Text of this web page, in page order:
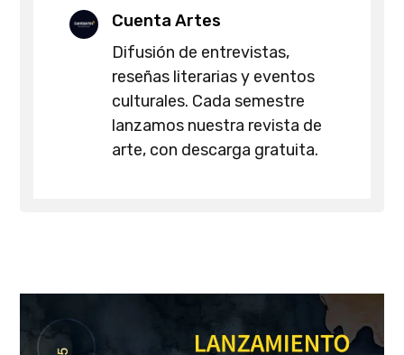
Cuenta Artes
Difusión de entrevistas,
reseñas literarias y eventos
culturales. Cada semestre
lanzamos nuestra revista de
arte, con descarga gratuita.